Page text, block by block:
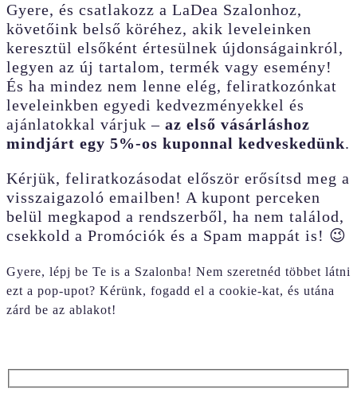
Gyere, és csatlakozz a LaDea Szalonhoz,
követőink belső köréhez, akik leveleinken
keresztül elsőként értesülnek újdonságainkról,
legyen az új tartalom, termék vagy esemény!
És ha mindez nem lenne elég, feliratkozónkat
leveleinkben egyedi kedvezményekkel és
ajánlatokkal várjuk – az első vásárláshoz
mindjárt egy 5%-os kuponnal kedveskedünk.
Kérjük, feliratkozásodat először erősítsd meg a
visszaigazoló emailben! A kupont perceken
belül megkapod a rendszerből, ha nem találod,
csekkold a Promóciók és a Spam mappát is! 😉
Gyere, lépj be Te is a Szalonba! Nem szeretnéd többet látni
ezt a pop-upot? Kérünk, fogadd el a cookie-kat, és utána
zárd be az ablakot!